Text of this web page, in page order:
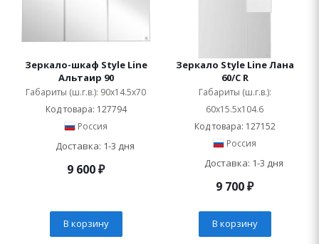
Зеркало-шкаф Style Line
Альтаир 90
Габариты (ш.г.в.): 90x14.5x70
Код товара: 127794
Россия
Доставка: 1-3 дня
9 600₽
В корзину
Зеркало Style Line Лана
60/С R
Габариты (ш.г.в.):
60x15.5x104.6
Код товара: 127152
Россия
Доставка: 1-3 дня
9 700₽
В корзину